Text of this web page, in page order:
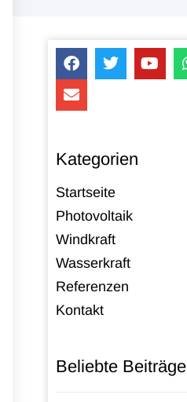
Kategorien
Startseite
Photovoltaik
Windkraft
Wasserkraft
Referenzen
Kontakt
Beliebte Beiträge